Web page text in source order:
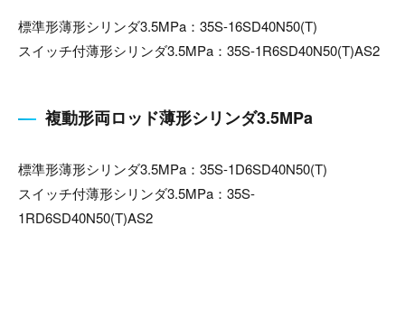
標準形薄形シリンダ3.5MPa：35S-16SD40N50(T)
スイッチ付薄形シリンダ3.5MPa：35S-1R6SD40N50(T)AS2
複動形両ロッド薄形シリンダ3.5MPa
標準形薄形シリンダ3.5MPa：35S-1D6SD40N50(T)
スイッチ付薄形シリンダ3.5MPa：35S-
1RD6SD40N50(T)AS2